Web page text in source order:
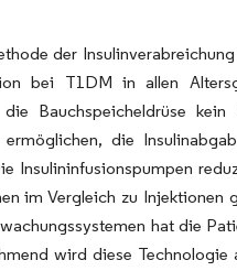
der
bei T1DM in allen
Bauchspeicheldrüse
die
im Vergleich zu
hat die
wird diese